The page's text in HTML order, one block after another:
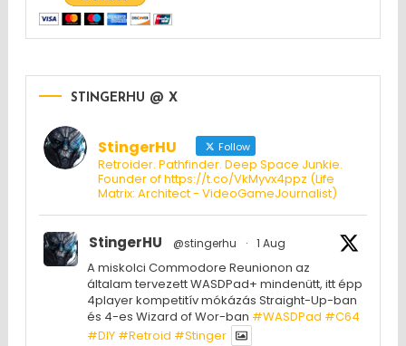
STINGERHU @ X
StingerHU Follow
Retroider. Pathfinder. Deep Space Junkie.
Founder of https://t.co/VkMyvx4ppz (Life
Matrix: Architect - VideoGameJournalist)
StingerHU @stingerhu · 1 Aug
A miskolci Commodore Reunionon az
általam tervezett WASDPad+ mindenütt, itt épp
4player kompetitív mókázás Straight-Up-ban
és 4-es Wizard of Wor-ban #WASDPad #C64
#DIY #Retroid #Stinger